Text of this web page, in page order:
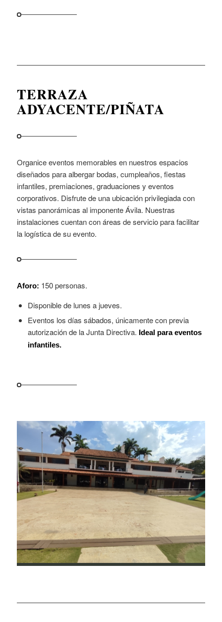
TERRAZA
ADYACENTE/PIÑATA
Organice eventos memorables en nuestros espacios
diseñados para albergar bodas, cumpleaños, fiestas
infantiles, premiaciones, graduaciones y eventos
corporativos. Disfrute de una ubicación privilegiada con
vistas panorámicas al imponente Ávila. Nuestras
instalaciones cuentan con áreas de servicio para facilitar
la logística de su evento.
Aforo: 150 personas.
Disponible de lunes a jueves.
Eventos los días sábados, únicamente con previa
autorización de la Junta Directiva. Ideal para eventos
infantiles.